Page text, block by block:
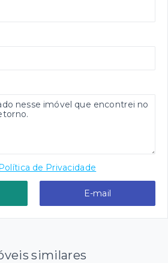
de Privacidade
E-mail
similares